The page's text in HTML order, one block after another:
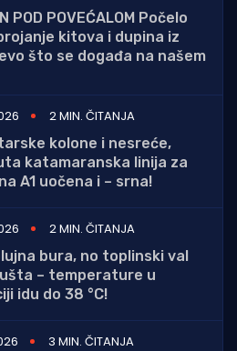
POD POVEĆALOM Počelo
kitova i dupina iz
što se događa na našem
2 MIN. ČITANJA
kolone i nesreće,
katamaranska linija za
A1 uočena i – srna!
2 MIN. ČITANJA
bura, no toplinski val
– temperature u
idu do 38 °C!
3 MIN. ČITANJA